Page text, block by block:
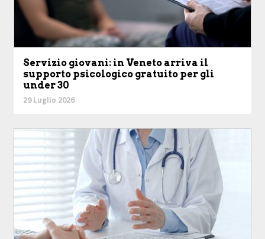
Servizio giovani: in Veneto arriva il
supporto psicologico gratuito per gli
under 30
29 Luglio 2026